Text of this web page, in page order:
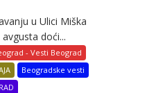
u Ulici Miška
doći...
- Vesti Beograd
Beogradske vesti